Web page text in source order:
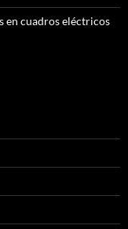
en cuadros eléctricos